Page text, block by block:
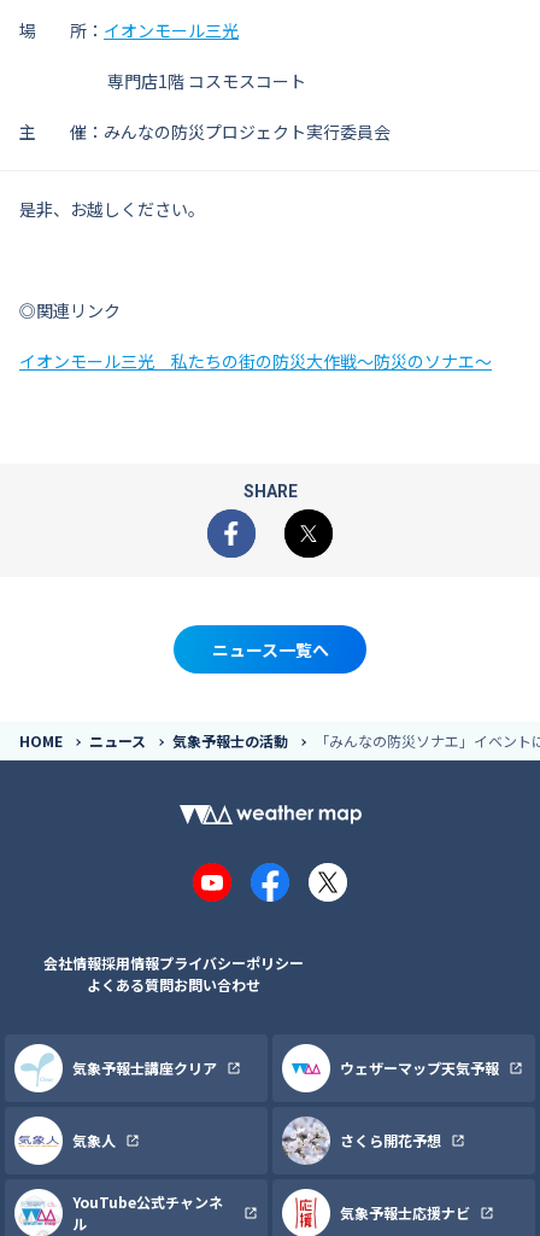
場 所： イオンモール三光
専門店1階 コスモスコート
主 催：みんなの防災プロジェクト実行委員会
是非、お越しください。
◎関連リンク
イオンモール三光 私たちの街の防災大作戦～防災のソナエ～
SHARE
Facebook
X
ニュース一覧へ
HOME ニュース 気象予報士の活動 「みんなの防災ソナエ」イベン
YouTubeFacebook
X
会社情報採用情報プライバシーポリシー
よくある質問お問い合わせ
気象予報士講座クリア ウェザーマップ天気予報
気象人 さくら開花予想
YouTube公式チャンネ
ル
気象予報士応援ナビ